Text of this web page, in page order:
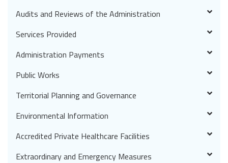
Audits and Reviews of the Administration
Services Provided
Administration Payments
Public Works
Territorial Planning and Governance
Environmental Information
Accredited Private Healthcare Facilities
Extraordinary and Emergency Measures